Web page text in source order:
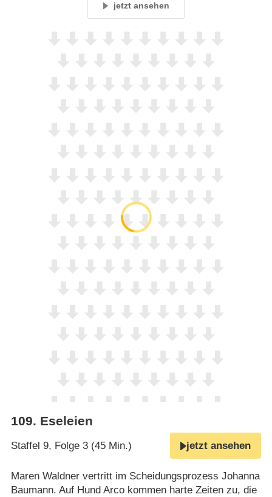
jetzt ansehen
109. Eseleien
Staffel 9, Folge 3 (45 Min.) jetzt ansehen
Maren Waldner vertritt im Scheidungsprozess Johanna
Baumann. Auf Hund Arco kommen harte Zeiten zu, die